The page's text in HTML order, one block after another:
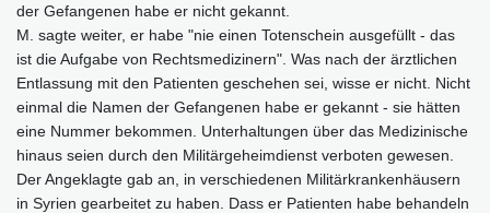
der Gefangenen habe er nicht gekannt.
M. sagte weiter, er habe "nie einen Totenschein ausgefüllt - das
ist die Aufgabe von Rechtsmedizinern". Was nach der ärztlichen
Entlassung mit den Patienten geschehen sei, wisse er nicht. Nicht
einmal die Namen der Gefangenen habe er gekannt - sie hätten
eine Nummer bekommen. Unterhaltungen über das Medizinische
hinaus seien durch den Militärgeheimdienst verboten gewesen.
Der Angeklagte gab an, in verschiedenen Militärkrankenhäusern
in Syrien gearbeitet zu haben. Dass er Patienten habe behandeln